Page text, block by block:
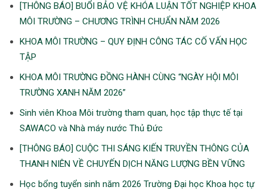
[THÔNG BÁO] BUỔI BẢO VỆ KHÓA LUẬN TỐT NGHIỆP KHOA
MÔI TRƯỜNG – CHƯƠNG TRÌNH CHUẨN NĂM 2026
KHOA MÔI TRƯỜNG – QUY ĐỊNH CÔNG TÁC CỐ VẤN HỌC
TẬP
KHOA MÔI TRƯỜNG ĐỒNG HÀNH CÙNG “NGÀY HỘI MÔI
TRƯỜNG XANH NĂM 2026”
Sinh viên Khoa Môi trường tham quan, học tập thực tế tại
SAWACO và Nhà máy nước Thủ Đức
[THÔNG BÁO] CUỘC THI SÁNG KIẾN TRUYỀN THÔNG CỦA
THANH NIÊN VỀ CHUYẾN DỊCH NĂNG LƯỢNG BỀN VỮNG
Học bổng tuyển sinh năm 2026 Trường Đại học Khoa học tự